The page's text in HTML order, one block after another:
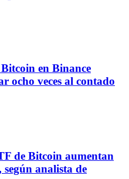
en Binance
ocho veces al contado
de Bitcoin aumentan
analista de